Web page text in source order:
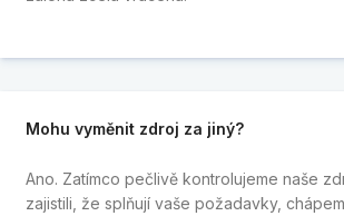
Mohu vyměnit zdroj za jiný?
Ano. Zatímco pečlivě kontrolujeme naše
zajistili, že splňují vaše požadavky,